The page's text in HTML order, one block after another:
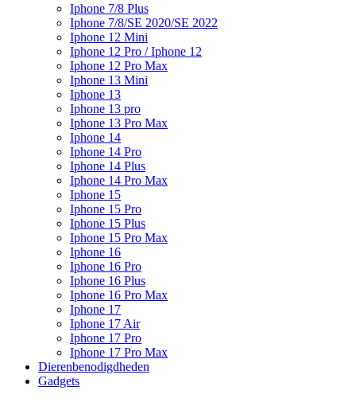
Iphone 7/8 Plus
Iphone 7/8/SE 2020/SE 2022
Iphone 12 Mini
Iphone 12 Pro / Iphone 12
Iphone 12 Pro Max
Iphone 13 Mini
Iphone 13
Iphone 13 pro
Iphone 13 Pro Max
Iphone 14
Iphone 14 Pro
Iphone 14 Plus
Iphone 14 Pro Max
Iphone 15
Iphone 15 Pro
Iphone 15 Plus
Iphone 15 Pro Max
Iphone 16
Iphone 16 Pro
Iphone 16 Plus
Iphone 16 Pro Max
Iphone 17
Iphone 17 Air
Iphone 17 Pro
Iphone 17 Pro Max
Dierenbenodigdheden
Gadgets